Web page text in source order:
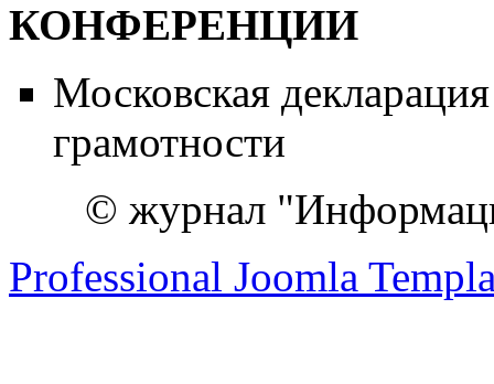
КОНФЕРЕНЦИИ
Московская
грамотности
© журнал
Professional Joomla